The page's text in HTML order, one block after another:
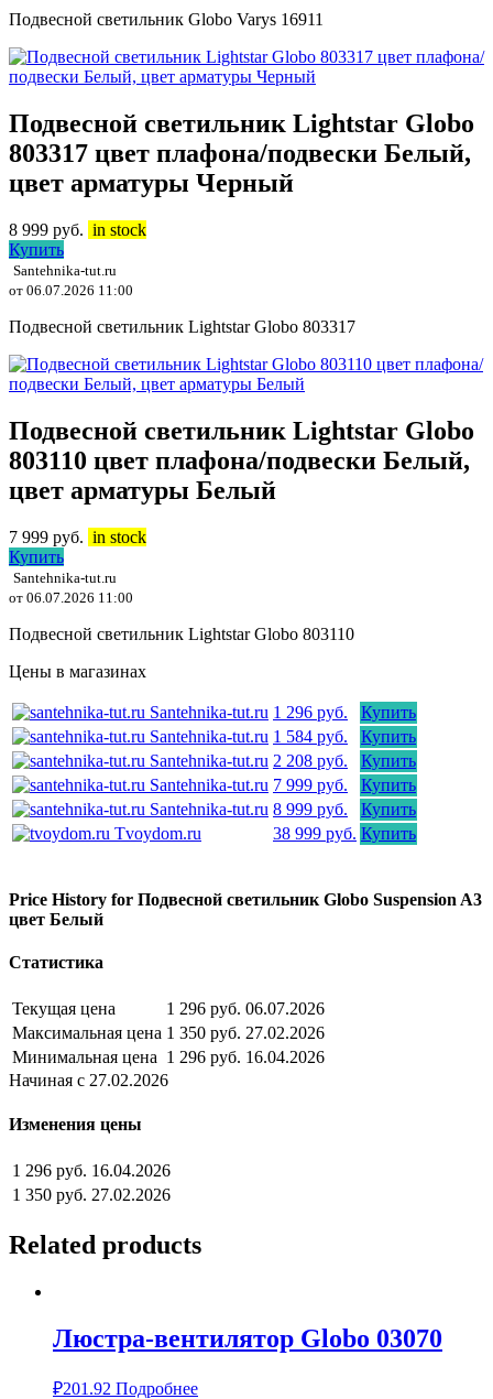
Подвесной светильник Globo Varys 16911
Подвесной светильник Lightstar Globo
803317 цвет плафона/подвески Белый,
цвет арматуры Черный
8 999 руб. in stock
Купить
Santehnika-tut.ru
от 06.07.2026 11:00
Подвесной светильник Lightstar Globo 803317
Подвесной светильник Lightstar Globo
803110 цвет плафона/подвески Белый,
цвет арматуры Белый
7 999 руб. in stock
Купить
Santehnika-tut.ru
от 06.07.2026 11:00
Подвесной светильник Lightstar Globo 803110
Цены в магазинах
Santehnika-tut.ru 1 296 руб.
Купить
Santehnika-tut.ru 1 584 руб.
Купить
Santehnika-tut.ru 2 208 руб.
Купить
Santehnika-tut.ru 7 999 руб.
Купить
Santehnika-tut.ru 8 999 руб.
Купить
Tvoydom.ru
38 999 руб. Купить
Price History for Подвесной светильник Globo Suspension A3
цвет Белый
Статистика
Текущая цена 1 296 руб. 06.07.2026
Максимальная цена 1 350 руб. 27.02.2026
Минимальная цена 1 296 руб. 16.04.2026
Начиная с 27.02.2026
Изменения цены
1 296 руб. 16.04.2026
1 350 руб. 27.02.2026
Related products
Люстра-вентилятор Globo 03070
₽201.92 Подробнее